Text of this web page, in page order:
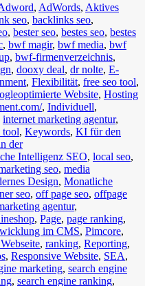
, AdWords, Aktives
seo, backlinks seo,
, bester seo, bestes seo, bestes
, bwf magir, bwf media, bwf
, bwf-firmenverzeichnis,
, dooxy deal, dr nolte, E-
, Flexibilität, free seo tool,
Website, Hosting
, Individuell,
internet marketing agentur,
tool, Keywords, KI für den
der
Intelligenz SEO, local seo,
seo, media
Design, Monatliche
seo, off page seo, offpage
agentur,
, Page, page ranking,
im CMS, Pimcore,
, ranking, Reporting,
, Responsive Website, SEA,
marketing, search engine
, search engine ranking,